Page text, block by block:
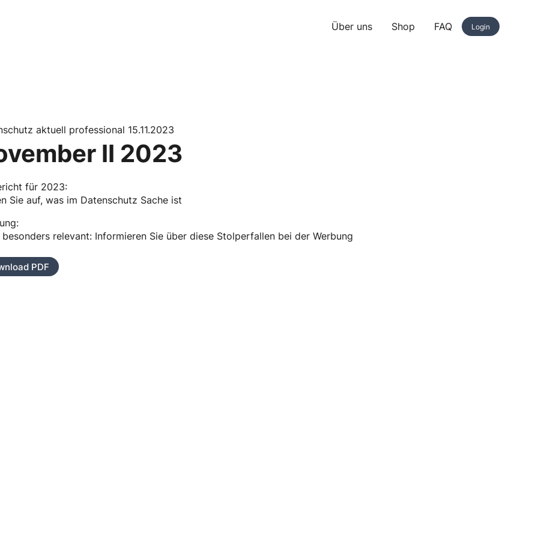
Über uns Shop FAQ Login
aktuell professional 15.11.2023
II 2023
für 2023:
Sie auf, was im Datenschutz Sache ist
relevant: Informieren Sie über diese Stolperfallen bei der Werbung
PDF